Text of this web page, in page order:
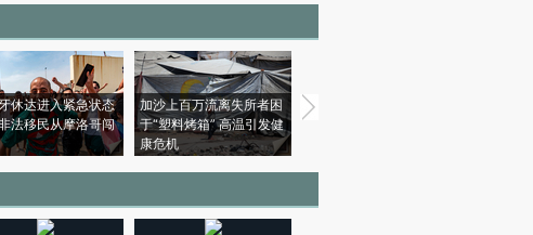
休达进入紧急状态
法移民从摩洛哥闯
加沙上百万流离失所者困
于“塑料烤箱” 高温引发健
康危机
视线｜HYROX的吸金